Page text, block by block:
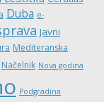
Duba e-
Javni
Mediteranska
Načelnik Nova godina
Podgradina